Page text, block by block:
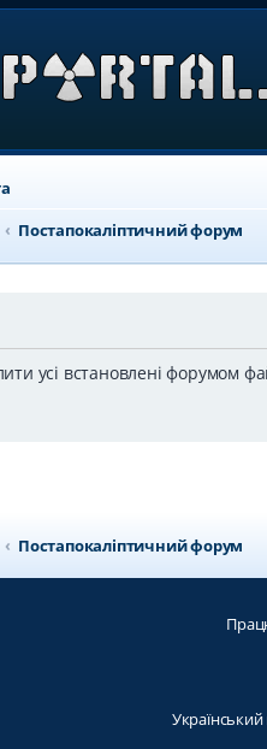
Постапокаліптичний форум
усі встановлені форумом
Постапокаліптичний форум